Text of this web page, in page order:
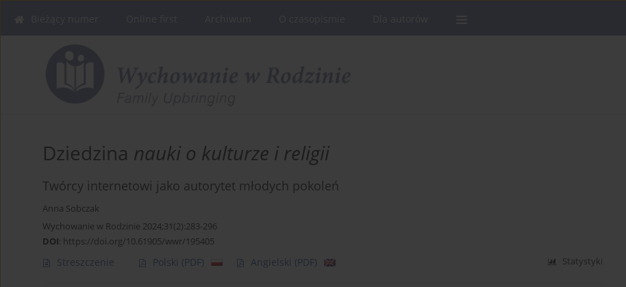
Dziedzina nauki o kulturze i religii
Twórcy internetowi jako autorytet młodych pokoleń
Anna Sobczak
Wychowanie w Rodzinie 2024;31(2):283-296
DOI: https://doi.org/10.61905/wwr/195405
Streszczenie Polski (PDF) Angielski (PDF) Statystyki